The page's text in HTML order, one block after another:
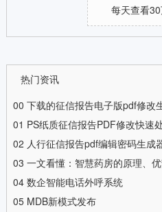
每天查看
热门资讯
00 下载的征信报告电子版pdf修改
01 PS纸质征信报告PDF修改快速
02 人行征信报告pdf编辑密码生成
03 一文看懂：智慧药房的原理、
04 数企智能电话外呼系统
05 MDB新模式发布